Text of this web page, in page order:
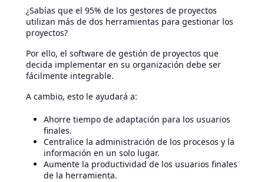
¿Sabías que el 95% de los gestores de proyectos
utilizan más de dos herramientas para gestionar los
proyectos?
Por ello, el software de gestión de proyectos que
decida implementar en su organización debe ser
fácilmente integrable.
A cambio, esto le ayudará a:
Ahorre tiempo de adaptación para los usuarios
finales.
Centralice la administración de los procesos y la
información en un solo lugar.
Aumente la productividad de los usuarios finales
de la herramienta.